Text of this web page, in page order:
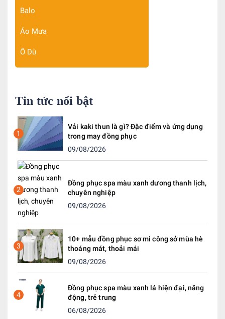
Balo
Áo Mưa
Ô Dù
Tin tức nổi bật
1
Vải kaki thun là gì? Đặc điểm và ứng dụng
trong may đồng phục
09/08/2026
2
Đồng phục spa màu xanh dương thanh lịch,
chuyên nghiệp
09/08/2026
3
10+ mẫu đồng phục sơ mi công sở mùa hè
thoáng mát, thoải mái
09/08/2026
4
Đồng phục spa màu xanh lá hiện đại, năng
động, trẻ trung
06/08/2026